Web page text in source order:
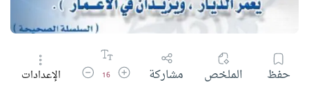
حفظ الملخص مشاركة زيادة حجم الخط
16 تقليل حجم الخط
الإعدادات